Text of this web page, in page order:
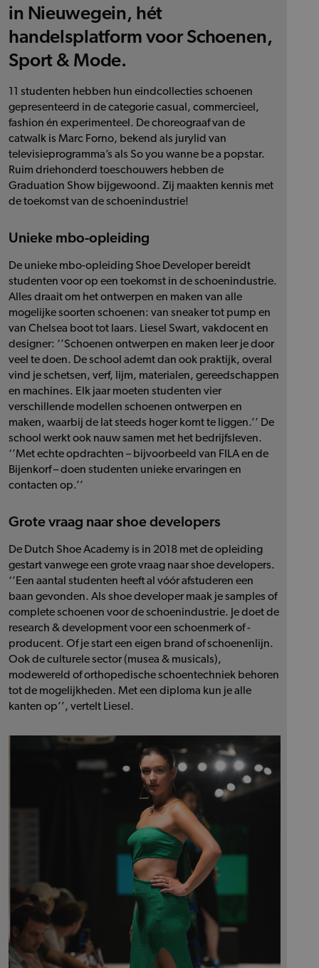
in Nieuwegein, hét
handelsplatform voor Schoenen,
Sport & Mode.
11 studenten hebben hun eindcollecties schoenen
gepresenteerd in de categorie casual, commercieel,
fashion én experimenteel. De choreograaf van de
catwalk is Marc Forno, bekend als jurylid van
televisieprogramma’s als So you wanne be a popstar.
Ruim driehonderd toeschouwers hebben de
Graduation Show bijgewoond. Zij maakten kennis met
de toekomst van de schoenindustrie!
Unieke mbo-opleiding
De unieke mbo-opleiding Shoe Developer bereidt
studenten voor op een toekomst in de schoenindustrie.
Alles draait om het ontwerpen en maken van alle
mogelijke soorten schoenen: van sneaker tot pump en
van Chelsea boot tot laars. Liesel Swart, vakdocent en
designer: ‘’Schoenen ontwerpen en maken leer je door
veel te doen. De school ademt dan ook praktijk, overal
vind je schetsen, verf, lijm, materialen, gereedschappen
en machines. Elk jaar moeten studenten vier
verschillende modellen schoenen ontwerpen en
maken, waarbij de lat steeds hoger komt te liggen.’’ De
school werkt ook nauw samen met het bedrijfsleven.
‘’Met echte opdrachten – bijvoorbeeld van FILA en de
Bijenkorf – doen studenten unieke ervaringen en
contacten op.’’
Grote vraag naar shoe developers
De Dutch Shoe Academy is in 2018 met de opleiding
gestart vanwege een grote vraag naar shoe developers.
‘’Een aantal studenten heeft al vóór afstuderen een
baan gevonden. Als shoe developer maak je samples of
complete schoenen voor de schoenindustrie. Je doet de
research & development voor een schoenmerk of -
producent. Of je start een eigen brand of schoenenlijn.
Ook de culturele sector (musea & musicals),
modewereld of orthopedische schoentechniek behoren
tot de mogelijkheden. Met een diploma kun je alle
kanten op’’, vertelt Liesel.